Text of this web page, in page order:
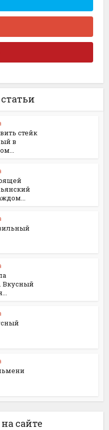
стейк
в
Вкусный
сайте